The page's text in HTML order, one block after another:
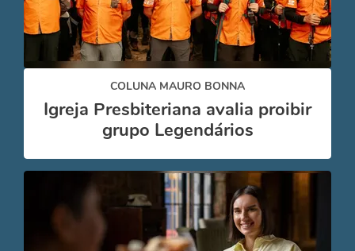
COLUNA MAURO BONNA
Igreja Presbiteriana avalia proibir
grupo Legendários